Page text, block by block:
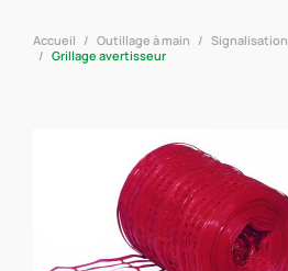
Accueil Outillage à main Signalisation
Grillage avertisseur